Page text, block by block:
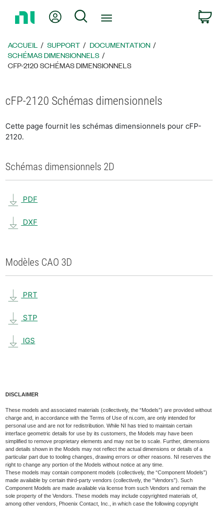
page
d’accueil
Mon compteRechercher
ACCUEIL SUPPORT
DOCUMENTATION
SCHÉMAS DIMENSIONNELS
CFP-2120 SCHÉMAS DIMENSIONNELS
cFP-2120 Schémas dimensionnels
Cette page fournit les schémas dimensionnels pour cFP-
2120.
Schémas dimensionnels 2D
PDF
DXF
Modèles CAO 3D
PRT
STP
IGS
DISCLAIMER
These models and associated materials (collectively, the “Models”) are provided without
charge and, in accordance with the Terms of Use of ni.com, are only intended for
personal use and are not for redistribution. While NI has tried to maintain certain
interface geometric details for use by its customers, the Models may have been
simplified to remove proprietary elements and may not be to scale. Further, dimensions
and details shown in the Models may not reflect the actual dimensions or details of a
particular part due to tooling changes, drawing errors or other reasons. NI reserves the
right to change any portion of the Models without notice at any time.
These models may contain component models (collectively, the “Component Models”)
made available by certain third-party vendors (collectively, the “Vendors”). Such
Component Models are made available via license from such Vendors and remain the
sole property of the Vendors. These models may include copyrighted materials of,
among other vendors, Phoenix Contact, Inc., in which case the following copyright